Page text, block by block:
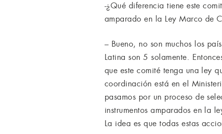
-¿Qué diferencia tiene este
amparado en la Ley Marco de
– Bueno, no son muchos los
Latina son 5 solamente.
que este comité tenga una ley
coordinación está en el
pasamos por un proceso de
instrumentos amparados en la
La idea es que todas estas